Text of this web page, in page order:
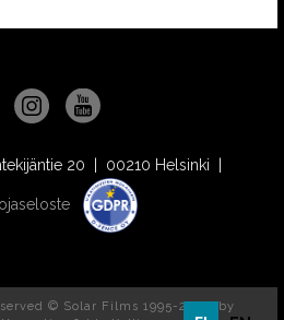
20 | 00210 Helsinki |
© Solar Films 1995-2026, by